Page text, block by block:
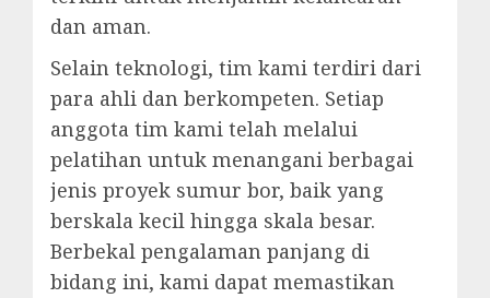
dan aman.
Selain teknologi, tim kami terdiri dari
para ahli dan berkompeten. Setiap
anggota tim kami telah melalui
pelatihan untuk menangani berbagai
jenis proyek sumur bor, baik yang
berskala kecil hingga skala besar.
Berbekal pengalaman panjang di
bidang ini, kami dapat memastikan